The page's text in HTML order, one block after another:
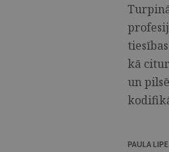
kā
un
PAULA LIPE